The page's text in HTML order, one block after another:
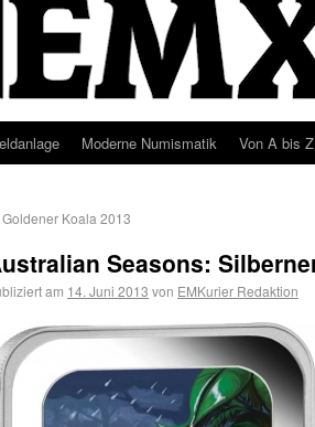
Moderne Numismatik Von A bis Z
Goldener Koala 2013
Seasons:
am 14. Juni 2013 von EMKurier Redaktion